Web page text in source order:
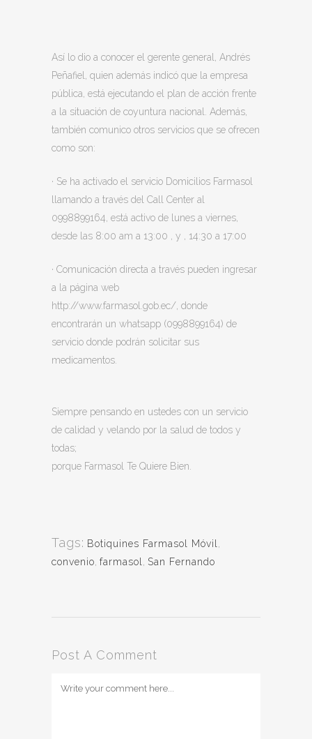
Así lo dio a conocer el gerente general, Andrés
Peñafiel, quien además indicó que la empresa
pública, está ejecutando el plan de acción frente
a la situación de coyuntura nacional. Además,
también comunico otros servicios que se ofrecen
como son:
· Se ha activado el servicio Domicilios Farmasol
llamando a través del Call Center al
0998899164, está activo de lunes a viernes,
desde las 8:00 am a 13:00 , y , 14:30 a 17:00
· Comunicación directa a través pueden ingresar
a la página web
http://www.farmasol.gob.ec/ donde
encontrarán un whatsapp (0998899164) de
servicio donde podrán solicitar sus
medicamentos.
Siempre pensando en ustedes con un servicio
de calidad y velando por la salud de todos y
todas;
porque Farmasol Te Quiere Bien.
Tags: Botiquines Farmasol Móvil
convenio farmasol San Fernando
Post A Comment